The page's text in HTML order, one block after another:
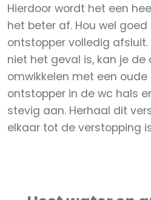
Hierdoor wordt het een
het beter af. Hou wel
ontstopper volledig
niet het geval is, kan je de
omwikkelen met een oude
ontstopper in de wc hals
stevig aan. Herhaal dit
elkaar tot de verstopping